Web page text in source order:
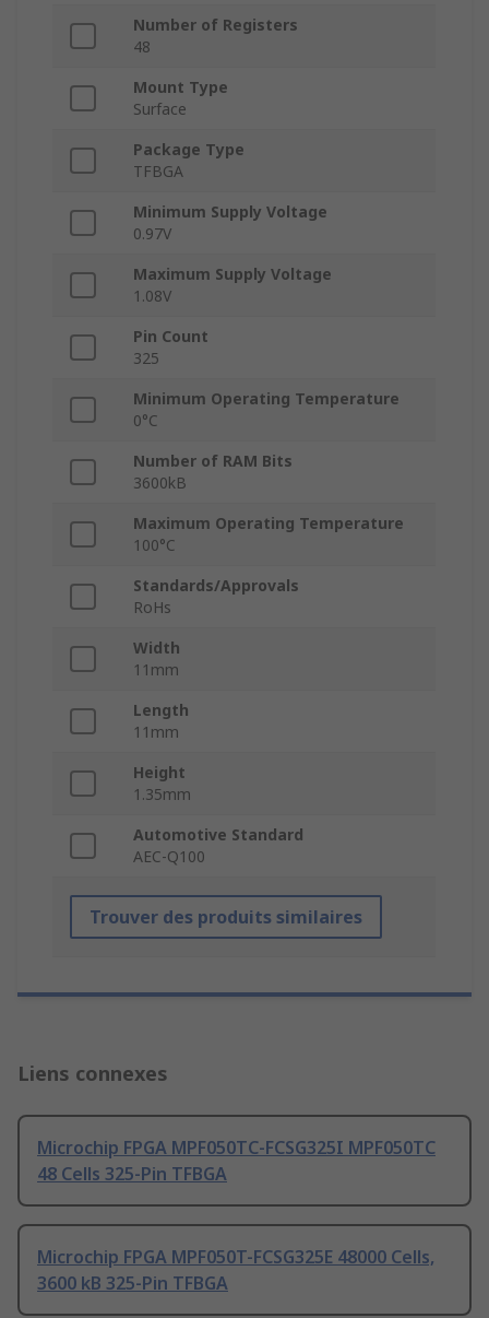
Number of Registers
48
Mount Type
Surface
Package Type
TFBGA
Minimum Supply Voltage
0.97V
Maximum Supply Voltage
1.08V
Pin Count
325
Minimum Operating Temperature
0°C
Number of RAM Bits
3600kB
Maximum Operating Temperature
100°C
Standards/Approvals
RoHs
Width
11mm
Length
11mm
Height
1.35mm
Automotive Standard
AEC-Q100
Trouver des produits similaires
Liens connexes
Microchip FPGA MPF050TC-FCSG325I MPF050TC
48 Cells 325-Pin TFBGA
Microchip FPGA MPF050T-FCSG325E 48000 Cells,
3600 kB 325-Pin TFBGA